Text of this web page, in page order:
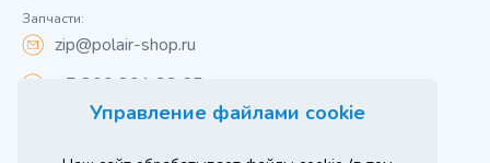
Управление файлами cookie
Запчасти:
zip@polair-shop.ru
+7 800 301 33 65